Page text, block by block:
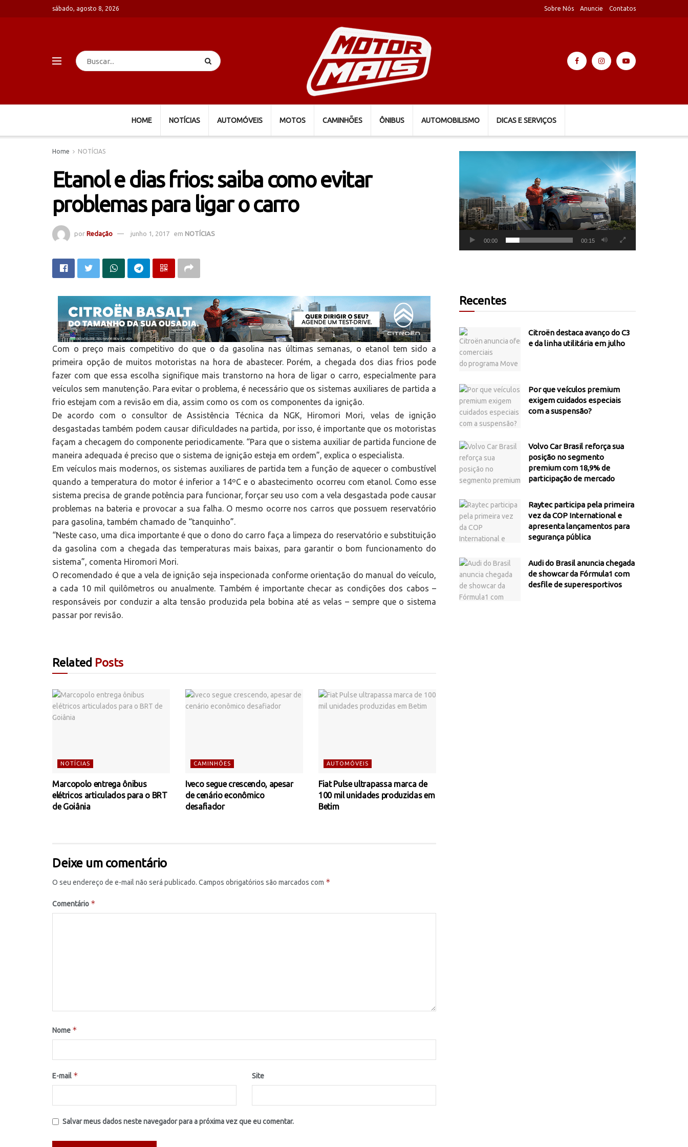
sábado, agosto 8, 2026 Sobre Nós Anuncie Contatos
HOME NOTÍCIAS AUTOMÓVEIS MOTOS CAMINHÕES ÔNIBUS AUTOMOBILISMO DICAS E SERVIÇOS
Home NOTÍCIAS
Etanol e dias frios: saiba como evitar
problemas para ligar o carro
por Redação junho 1, 2017 em NOTÍCIAS
Com o preço mais competitivo do que o da gasolina nas últimas semanas, o etanol tem sido a
primeira opção de muitos motoristas na hora de abastecer. Porém, a chegada dos dias frios pode
fazer com que essa escolha signifique mais transtorno na hora de ligar o carro, especialmente para
veículos sem manutenção. Para evitar o problema, é necessário que os sistemas auxiliares de partida a
frio estejam com a revisão em dia, assim como os com os componentes da ignição.
De acordo com o consultor de Assistência Técnica da NGK, Hiromori Mori, velas de ignição
desgastadas também podem causar dificuldades na partida, por isso, é importante que os motoristas
façam a checagem do componente periodicamente. “Para que o sistema auxiliar de partida funcione de
maneira adequada é preciso que o sistema de ignição esteja em ordem”, explica o especialista.
Em veículos mais modernos, os sistemas auxiliares de partida tem a função de aquecer o combustível
quando a temperatura do motor é inferior a 14ºC e o abastecimento ocorreu com etanol. Como esse
sistema precisa de grande potência para funcionar, forçar seu uso com a vela desgastada pode causar
problemas na bateria e provocar a sua falha. O mesmo ocorre nos carros que possuem reservatório
para gasolina, também chamado de “tanquinho”.
“Neste caso, uma dica importante é que o dono do carro faça a limpeza do reservatório e substituição
da gasolina com a chegada das temperaturas mais baixas, para garantir o bom funcionamento do
sistema”, comenta Hiromori Mori.
O recomendado é que a vela de ignição seja inspecionada conforme orientação do manual do veículo,
a cada 10 mil quilômetros ou anualmente. Também é importante checar as condições dos cabos –
responsáveis por conduzir a alta tensão produzida pela bobina até as velas – sempre que o sistema
passar por revisão.
Related Posts
NOTÍCIAS
Marcopolo entrega ônibus
elétricos articulados para o BRT
de Goiânia
CAMINHÕES
Iveco segue crescendo, apesar
de cenário econômico
desafiador
AUTOMÓVEIS
Fiat Pulse ultrapassa marca de
100 mil unidades produzidas em
Betim
Deixe um comentário
O seu endereço de e-mail não será publicado. Campos obrigatórios são marcados com *
Comentário *
Nome *
E-mail * Site
Salvar meus dados neste navegador para a próxima vez que eu comentar.
00:00 00:15
Recentes
Citroën destaca avanço do C3
e da linha utilitária em julho
Por que veículos premium
exigem cuidados especiais
com a suspensão?
Volvo Car Brasil reforça sua
posição no segmento
premium com 18,9% de
participação de mercado
Raytec participa pela primeira
vez da COP International e
apresenta lançamentos para
segurança pública
Audi do Brasil anuncia chegada
de showcar da Fórmula1 com
desfile de superesportivos